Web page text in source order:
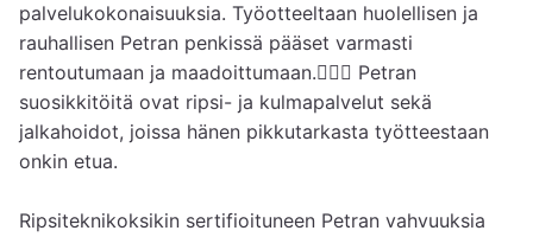
palvelukokonaisuuksia. Työotteeltaan huolellisen ja
rauhallisen Petran penkissä pääset varmasti
rentoutumaan ja maadoittumaan.💆🏻‍♀️ Petran
suosikkitöitä ovat ripsi- ja kulmapalvelut sekä
jalkahoidot, joissa hänen pikkutarkasta työtteestaan
onkin etua.
Ripsiteknikoksikin sertifioituneen Petran vahvuuksia